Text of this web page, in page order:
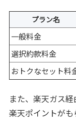
プラン名
一般料金
選択約款料金
おトクなセット料
また、楽天ガス
楽天ポイントがも